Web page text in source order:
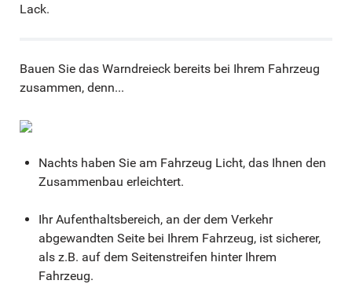
Lack.
Bauen Sie das Warndreieck bereits bei Ihrem Fahrzeug
zusammen, denn...
Nachts haben Sie am Fahrzeug Licht, das Ihnen den
Zusammenbau erleichtert.
Ihr Aufenthaltsbereich, an der dem Verkehr
abgewandten Seite bei Ihrem Fahrzeug, ist sicherer,
als z.B. auf dem Seitenstreifen hinter Ihrem
Fahrzeug.